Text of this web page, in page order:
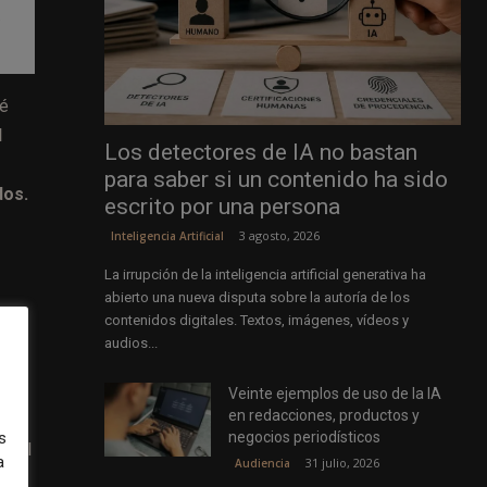
del
Los detectores de IA no bastan
para saber si un contenido ha sido
escrito por una persona
Inteligencia Artificial 3 agosto, 2026
La irrupción de la inteligencia artificial generativa ha
abierto una nueva disputa sobre la autoría de los
contenidos digitales. Textos, imágenes, vídeos y
audios...
Veinte ejemplos de uso de la IA
en redacciones, productos y
negocios periodísticos
Audiencia 31 julio, 2026